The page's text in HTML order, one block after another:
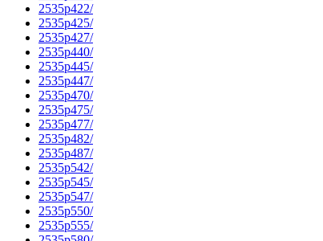
2535p422/
2535p425/
2535p427/
2535p440/
2535p445/
2535p447/
2535p470/
2535p475/
2535p477/
2535p482/
2535p487/
2535p542/
2535p545/
2535p547/
2535p550/
2535p555/